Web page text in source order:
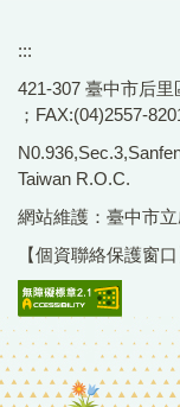
:::
421-307 臺中市后
；FAX:(04)2557-
Taiwan R.O.C.
網站維護：臺中市
【個資聯絡保護窗口